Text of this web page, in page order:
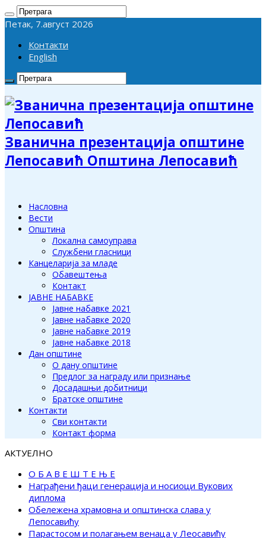
Петак, 7.август 2026
Контакти
English
Званична презентација општине
Лепосавић Општина Лепосавић
Насловна
Вести
Општина
Локална самоуправа
Службени гласници
Канцеларија за младе
Обавештења
Контакт
ЈАВНЕ НАБАВКЕ
Јавне набавке 2021
Јавне набавке 2020
Јавне набавке 2019
Јавне набавке 2018
Дан општине
О дану општине
Предлог за награду или признање
Досадашњи добитници
Братске општине
Контакти
Сви контакти
Контакт форма
АКТУЕЛНО
О Б А В Е Ш Т Е Њ Е
Награђени ђаци генерација и носиоци Вукових
диплома
Обележена храмовна и општинска слава у
Лепосавићу
Парастосом и полагањем венаца у Леосавићу